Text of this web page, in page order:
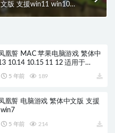
版 支援win11 win10
凰誓 MAC 苹果电脑游戏 繁体中
10.14 10.15 11 12 适用于
5 年前 189
凰誓 电脑游戏 繁体中文版 支援
5 年前 214